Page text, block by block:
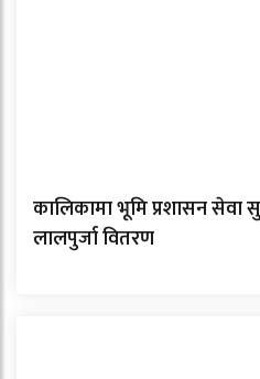
कालिकामा भूमि प्रशासन सेवा
लालपुर्जा वितरण